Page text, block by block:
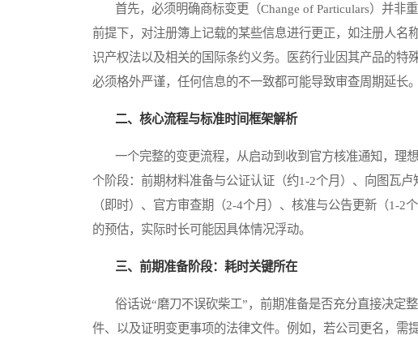
首先，必须明确商标变更（Change of Particulars）并非
前提下，对注册簿上记载的某些信息进行更正，如注册人名
识产权法以及相关的国际条约义务。医药行业因其产品的特
必须格外严谨，任何信息的不一致都可能导致审查周期延长。
二、核心流程与标准时间框架解析
一个完整的变更流程，从启动到收到官方核准通知，理
个阶段：前期材料准备与公证认证（约1-2个月）、向图瓦
（即时）、官方审查期（2-4个月）、核准与公告更新（1-
的预估，实际时长可能因具体情况浮动。
三、前期准备阶段：耗时关键所在
俗话说“磨刀不误砍柴工”，前期准备是否充分直接决定
件、以及证明变更事项的法律文件。例如，若公司更名，需